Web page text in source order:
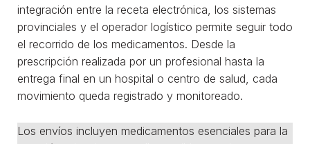
integración entre la receta electrónica, los sistemas
provinciales y el operador logístico permite seguir todo
el recorrido de los medicamentos. Desde la
prescripción realizada por un profesional hasta la
entrega final en un hospital o centro de salud, cada
movimiento queda registrado y monitoreado.
Los envíos incluyen medicamentos esenciales para la